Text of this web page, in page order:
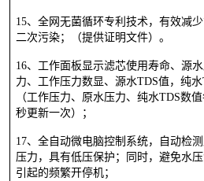
15、全网无菌循环专利技术，有效减
二次污染；（提供证明文件）。
16、工作面板显示滤芯使用寿命、源
力、工作压力数显、源水TDS值，纯
（工作压力、原水压力、纯水TDS数
秒更新一次）；
17、全自动微电脑控制系统，自动检
压力，具有低压保护；同时，避免水
引起的频繁开停机；